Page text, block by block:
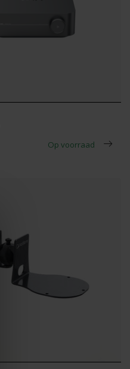
Op voorraad